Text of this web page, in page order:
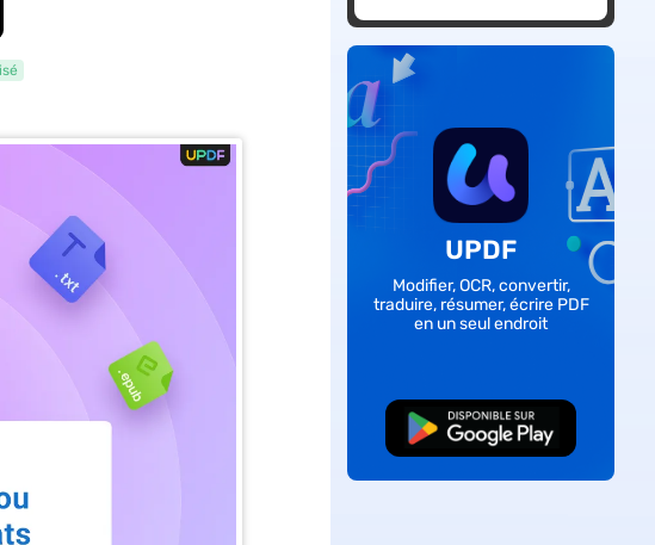
UPDF
Modifier, OCR, convertir,
traduire, résumer, écrire PDF
en un seul endroit
TÉLÉCHARGER